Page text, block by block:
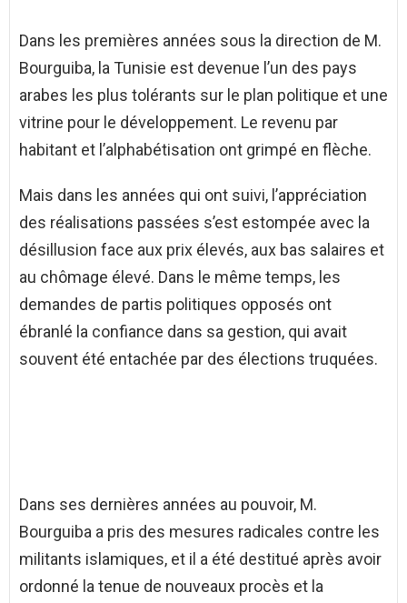
Dans les premières années sous la direction de M.
Bourguiba, la Tunisie est devenue l’un des pays
arabes les plus tolérants sur le plan politique et une
vitrine pour le développement. Le revenu par
habitant et l’alphabétisation ont grimpé en flèche.
Mais dans les années qui ont suivi, l’appréciation
des réalisations passées s’est estompée avec la
désillusion face aux prix élevés, aux bas salaires et
au chômage élevé. Dans le même temps, les
demandes de partis politiques opposés ont
ébranlé la confiance dans sa gestion, qui avait
souvent été entachée par des élections truquées.
Dans ses dernières années au pouvoir, M.
Bourguiba a pris des mesures radicales contre les
militants islamiques, et il a été destitué après avoir
ordonné la tenue de nouveaux procès et la